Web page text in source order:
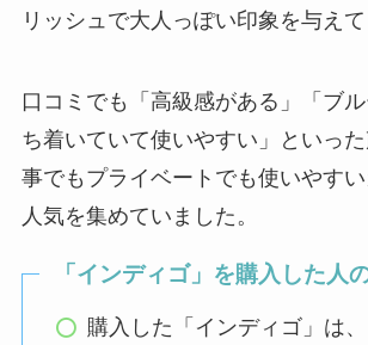
リッシュで大人っぽい印象を与えて
口コミでも「高級感がある」「ブ
ち着いていて使いやすい」といっ
事でもプライベートでも使いやす
人気を集めていました。
「インディゴ」を購入した人
購入した「インディゴ」は